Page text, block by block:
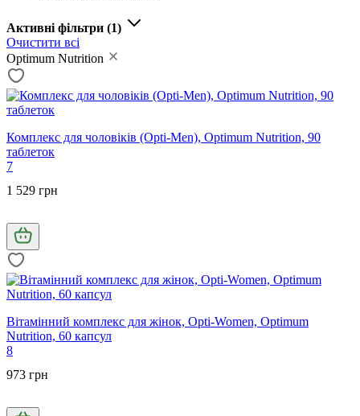
Активні фільтри (1)
Очистити всі
Optimum Nutrition
Комплекс для чоловіків (Opti-Men), Optimum Nutrition, 90
таблеток
7
1 529 грн
Вітамінний комплекс для жінок, Opti-Women, Optimum
Nutrition, 60 капсул
8
973 грн